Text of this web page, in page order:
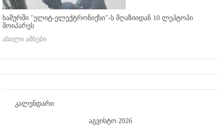
ხაშურში "ელიტ-ელექტრონიქსი"-ს მღაზიიდან 10 ლეპტოპი
მოიპარეს
ახალი ამბები
კალენდარი
აგვისტო 2026